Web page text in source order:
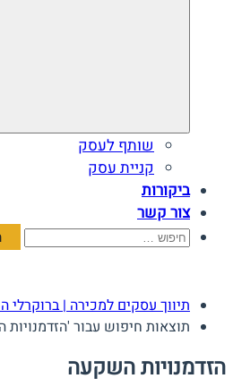
שותף לעסק
קניית עסק
ביקורות
צור קשר
חיפוש:
תיווך עסקים למכירה |
תוצאות חיפוש עבור
הזדמנויות השקעה